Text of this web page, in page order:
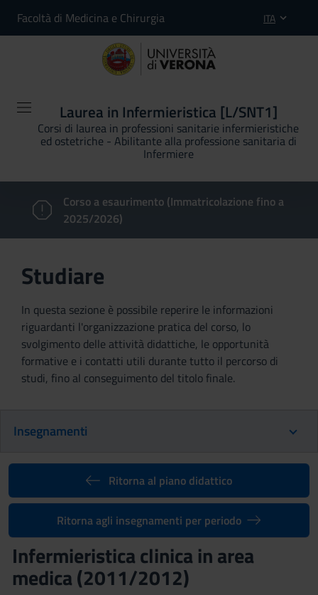
Facoltà di Medicina e Chirurgia ITA
Laurea in Infermieristica [L/SNT1]
Corsi di laurea in professioni sanitarie infermieristiche
ed ostetriche - Abilitante alla professione sanitaria di
Infermiere
Corso a esaurimento (Immatricolazione fino a
2025/2026)
Studiare
In questa sezione è possibile reperire le informazioni
riguardanti l'organizzazione pratica del corso, lo
svolgimento delle attività didattiche, le opportunità
formative e i contatti utili durante tutto il percorso di
studi, fino al conseguimento del titolo finale.
Insegnamenti
Ritorna al piano didattico
Ritorna agli insegnamenti per periodo
Infermieristica clinica in area
medica (2011/2012)